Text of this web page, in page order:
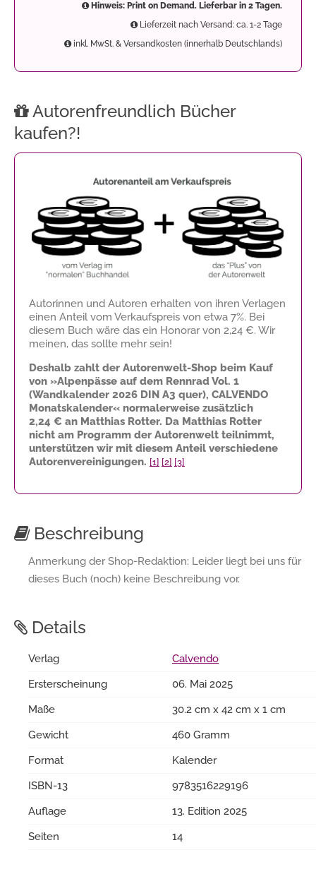
Hinweis: Print on Demand. Lieferbar in 2 Tagen.
Lieferzeit nach Versand: ca. 1-2 Tage
inkl. MwSt. & Versandkosten (innerhalb Deutschlands)
Autorenfreundlich Bücher
kaufen?!
Autorinnen und Autoren erhalten von ihren Verlagen
einen Anteil vom Verkaufspreis von etwa 7%. Bei
diesem Buch wäre das ein Honorar von 2,24 €. Wir
meinen, das sollte mehr sein!
Deshalb zahlt der Autorenwelt-Shop beim Kauf
von »Alpenpässe auf dem Rennrad Vol. 1
(Wandkalender 2026 DIN A3 quer), CALVENDO
Monatskalender« normalerweise zusätzlich
2,24 € an Matthias Rotter. Da Matthias Rotter
nicht am Programm der Autorenwelt teilnimmt,
unterstützen wir mit diesem Anteil verschiedene
Autorenvereinigungen. [1] [2] [3]
Beschreibung
Anmerkung der Shop-Redaktion: Leider liegt bei uns für
dieses Buch (noch) keine Beschreibung vor.
Details
Verlag
Calvendo
Ersterscheinung
06. Mai 2025
Maße
30.2 cm x 42 cm x 1 cm
Gewicht
460 Gramm
Format
Kalender
ISBN-13
9783516229196
Auflage
13. Edition 2025
Seiten
14